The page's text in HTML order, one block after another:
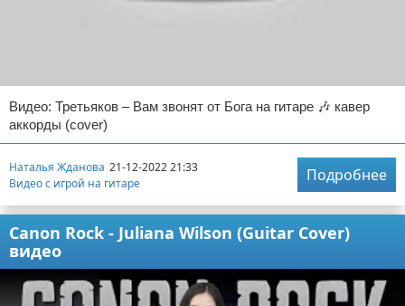
Видео: Третьяков – Вам звонят от Бога на гитаре 🎶 кавер
аккорды (cover)
Наталья Жданова 21-12-2022 21:33
Видео с игрой на гитаре
Подробнее
Canon Rock - Juliana Wilson (Guitar Cover)
видео